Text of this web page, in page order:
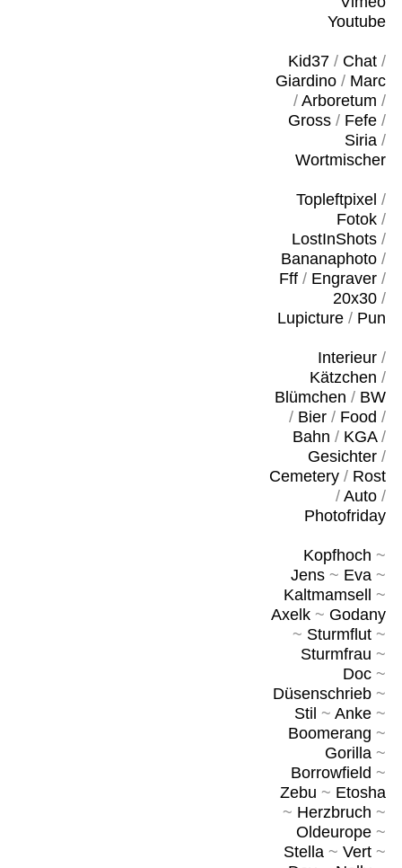
Youtube
Kid37/ Chat/
Giardino/ Marc
/ Arboretum /
Gross/ Fefe/
Siria/
Wortmischer
Topleftpixel /
Fotok/
LostInShots/
Bananaphoto/
Fff/ Engraver/
20x30/
Lupicture/ Pun
Interieur/
Kätzchen /
Blümchen / BW
/ Bier/ Food /
Bahn / KGA/
Gesichter/
Cemetery/ Rost
/ Auto/
Photofriday
Kopfhoch ~
Jens~ Eva~
Kaltmamsell
~
Axelk~ Godany
~ Sturmflut~
Sturmfrau ~
Doc~
Düsenschrieb~
Stil ~ Anke~
Boomerang ~
Gorilla~
Borrowfield ~
Zebu ~ Etosha
~ Herzbruch ~
Oldeurope~
Stella~ Vert~